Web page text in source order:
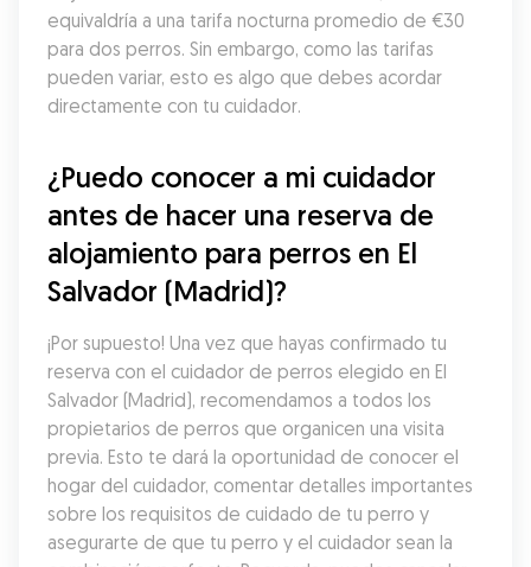
equivaldría a una tarifa nocturna promedio de €30
para dos perros. Sin embargo, como las tarifas
pueden variar, esto es algo que debes acordar
directamente con tu cuidador.
¿Puedo conocer a mi cuidador
antes de hacer una reserva de
alojamiento para perros en El
Salvador (Madrid)?
¡Por supuesto! Una vez que hayas confirmado tu
reserva con el cuidador de perros elegido en El
Salvador (Madrid), recomendamos a todos los
propietarios de perros que organicen una visita
previa. Esto te dará la oportunidad de conocer el
hogar del cuidador, comentar detalles importantes
sobre los requisitos de cuidado de tu perro y
asegurarte de que tu perro y el cuidador sean la